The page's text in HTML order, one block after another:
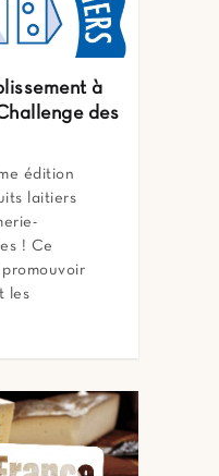
à
des
édition
laitiers
! Ce
les